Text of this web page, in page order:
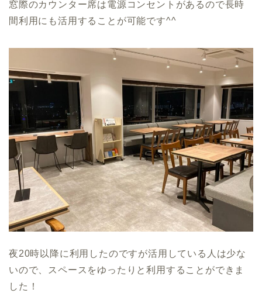
窓際のカウンター席は電源コンセントがあるので長時
間利用にも活用することが可能です^^
夜20時以降に利用したのですが活用している人は少な
いので、スペースをゆったりと利用することができま
した！